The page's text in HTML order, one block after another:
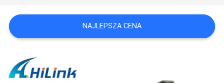
SPRAWY
O
NAJLEPSZA CENA